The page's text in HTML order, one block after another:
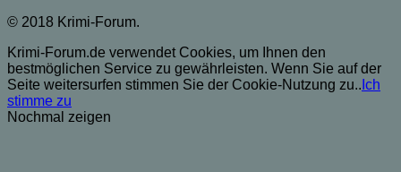
© 2018 Krimi-Forum.
Krimi-Forum.de verwendet Cookies, um Ihnen den
bestmöglichen Service zu gewährleisten. Wenn Sie auf der
Seite weitersurfen stimmen Sie der Cookie-Nutzung zu.. Ich
stimme zu
Nochmal zeigen